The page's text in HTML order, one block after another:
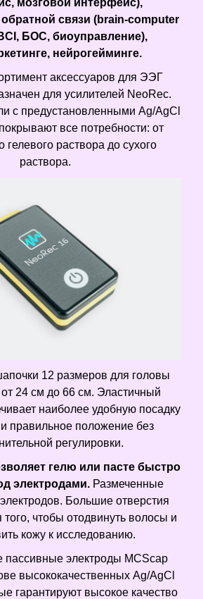
мозговой интерфейс),
связи (brain-computer
БОС, биоуправление),
нейрогейминге.
аксессуаров для ЭЭГ
для усилителей NeoRec.
с предустановленными Ag/AgCl
все потребности: от
гелевого раствора до сухого
раствора.
12 размеров для головы
24 см до 66 см. Эластичный
наиболее удобную посадку
правильное положение без
регулировки.
гелю или пасте быстро
электродами.Размеченные
Большие отверстия
чтобы отодвинуть волосы и
кожу к исследованию.
пассивные электроды MCScap
высококачественных Ag/AgCl
гарантируют высокое качество